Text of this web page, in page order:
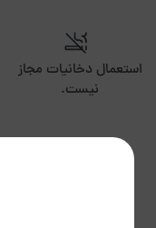
استعمال دخانیات مجاز
نیست.